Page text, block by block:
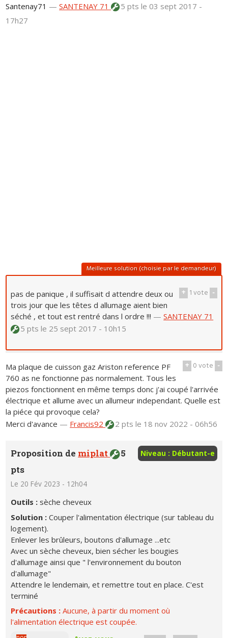
Santenay71 —SANTENAY 71 5 ptsle 03 sept 2017 -
17h27
Meilleure solution (choisie par le demandeur)
+ 1vote -
pas de panique , il suffisait d attendre deux ou
trois jour que les têtes d allumage aient bien
séché , et tout est rentré dans l ordre !!! —SANTENAY 71
5 ptsle 25 sept 2017 - 10h15
+ 0vote -
Ma plaque de cuisson gaz Ariston reference PF
760 as ne fonctionne pas normalement. Tous les
piezos fonctionnent en même temps donc j'ai coupé l'arrivée
électrique et allume avec un allumeur independant. Quelle est
la piéce qui provoque cela?
Merci d'avance — Francis92 2 ptsle 18 nov 2022 - 06h56
Niveau : Débutant-e
Proposition de miplat
5
pts
Le 20 Fév 2023 - 12h04
Outils :sèche cheveux
Solution :Couper l'alimentation électrique (sur tableau du
logement).
Enlever les brûleurs, boutons d'allumage ...etc
Avec un sèche cheveux, bien sécher les bougies
d'allumage ainsi que " l'environnement du bouton
d'allumage"
Attendre le lendemain, et remettre tout en place. C'est
terminé
Précautions :Aucune, à partir du moment où
l'alimentation électrique est coupée.